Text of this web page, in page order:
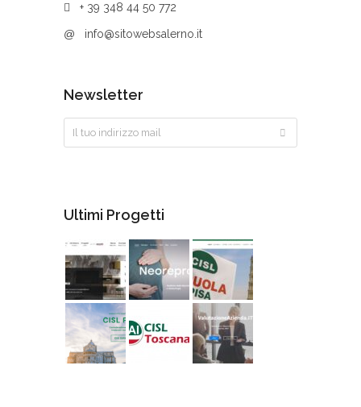
+ 39 348 44 50 772
@ info@sitowebsalerno.it
Newsletter
Ultimi Progetti